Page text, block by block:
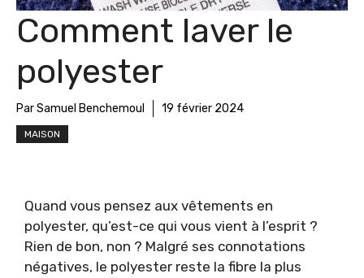
Comment laver le
polyester
Par Samuel Benchemoul 19 février 2024
MAISON
Quand vous pensez aux vêtements en
polyester, qu’est-ce qui vous vient à l’esprit ?
Rien de bon, non ? Malgré ses connotations
négatives, le polyester reste la fibre la plus